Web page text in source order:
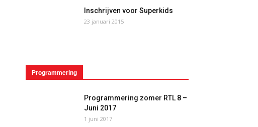
Inschrijven voor Superkids
23 januari 2015
Programmering
Programmering zomer RTL 8 –
Juni 2017
1 juni 2017